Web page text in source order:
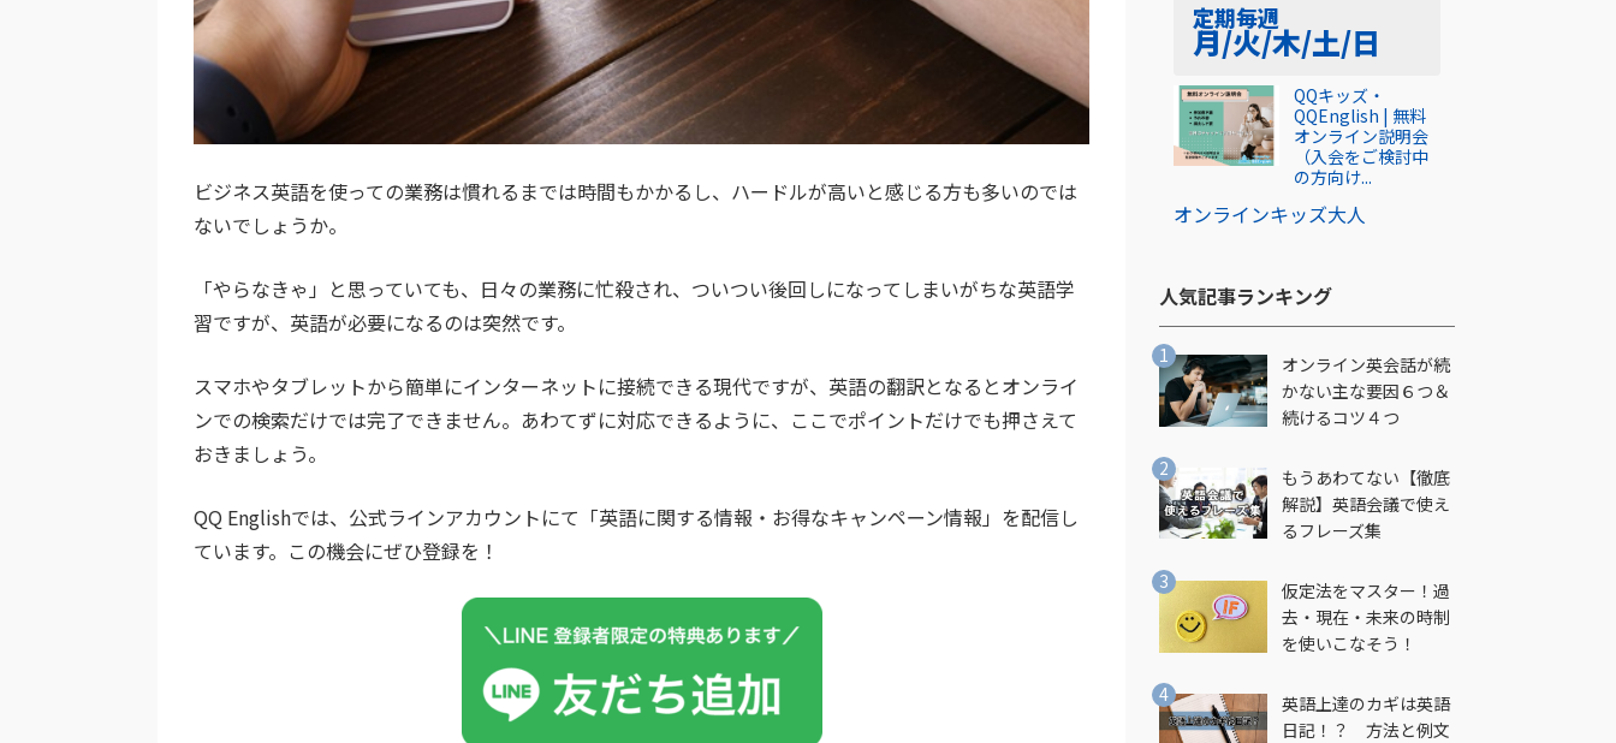
ビジネス英語を使っての業務は慣れるまでは時間もかかるし、ハードルが高いと感じる方も多いのでは
ないでしょうか。
「やらなきゃ」と思っていても、日々の業務に忙殺され、ついつい後回しになってしまいがちな英語学
習ですが、英語が必要になるのは突然です。
スマホやタブレットから簡単にインターネットに接続できる現代ですが、英語の翻訳となるとオンライ
ンでの検索だけでは完了できません。あわてずに対応できるように、ここでポイントだけでも押さえて
おきましょう。
QQ Englishでは、公式ラインアカウントにて「英語に関する情報・お得なキャンペーン情報」を配信し
ています。この機会にぜひ登録を！
定期毎週
月/火/木/土/日
オンラインキッズ大人
QQキッズ・
QQEnglish | 無料
オンライン説明会
（入会をご検討中
の方向け...
人気記事ランキング​
オンライン英会話が続
かない主な要因６つ＆
続けるコツ４つ
もうあわてない【徹底
解説】英語会議で使え
るフレーズ集
仮定法をマスター！過
去・現在・未来の時制
を使いこなそう！
英語上達のカギは英語
日記！？ 方法と例文